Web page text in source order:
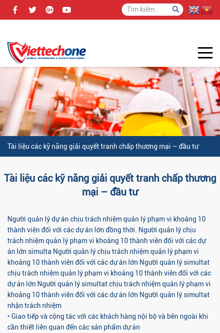
Tài liệu các kỹ năng giải quyết tranh chấp thương mại – đầu tư
Tài liệu các kỹ năng giải quyết tranh chấp thương
mại – đầu tư
Người quản lý dự án chịu trách nhiệm quản lý phạm vi khoảng 10
thành viên đối với các dự án lớn đồng thời. Người quản lý chịu
trách nhiệm quản lý phạm vi khoảng 10 thành viên đối với các dự
án lớn simulta Người quản lý chịu trách nhiệm quản lý phạm vi
khoảng 10 thành viên đối với các dự án lớn Người quản lý simultat
chịu trách nhiệm quản lý phạm vi khoảng 10 thành viên đối với các
dự án lớn Người quản lý simultat chịu trách nhiệm quản lý phạm vi
khoảng 10 thành viên đối với các dự án lớn Người quản lý simultat
nhận trách nhiệm
• Giao tiếp và cộng tác với các khách hàng nội bộ và bên ngoài khi
cần thiết liên quan đến các sản phẩm dự án